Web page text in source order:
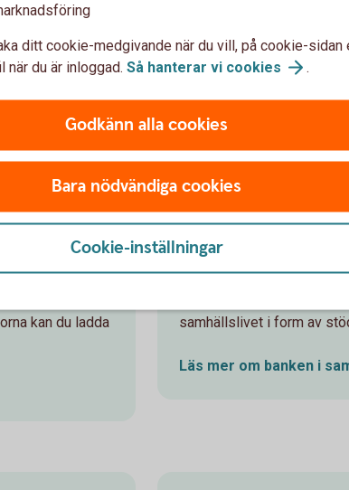
vi bygdens
Lediga
Vi söker dig som tror på
vår
kan du ladda
Banken i
För oss är det självklart
samhällslivet i form av
Läs mer om banken i
ditt cookie-medgivande när du vill, på cookie-sidan
när du är inloggad. Så hanterar vi cookies .
Godkänn alla cookies
Bara nödvändiga cookies
Cookie-inställningar